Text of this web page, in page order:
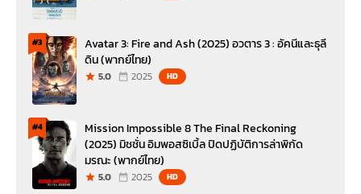
#3
Avatar 3: Fire and Ash (2025) อวตาร 3 : อัคนีและธุลี
ดิน (พากย์ไทย)
5.0 2025 HD
#4
Mission Impossible 8 The Final Reckoning
(2025) มิชชั่น อิมพอสซิเบิ้ล ปิดปฏิบัติการล่าพิกัด
มรณะ (พากย์ไทย)
5.0 2025 HD